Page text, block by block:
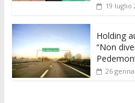
19 luglio
Holding
“Non
26